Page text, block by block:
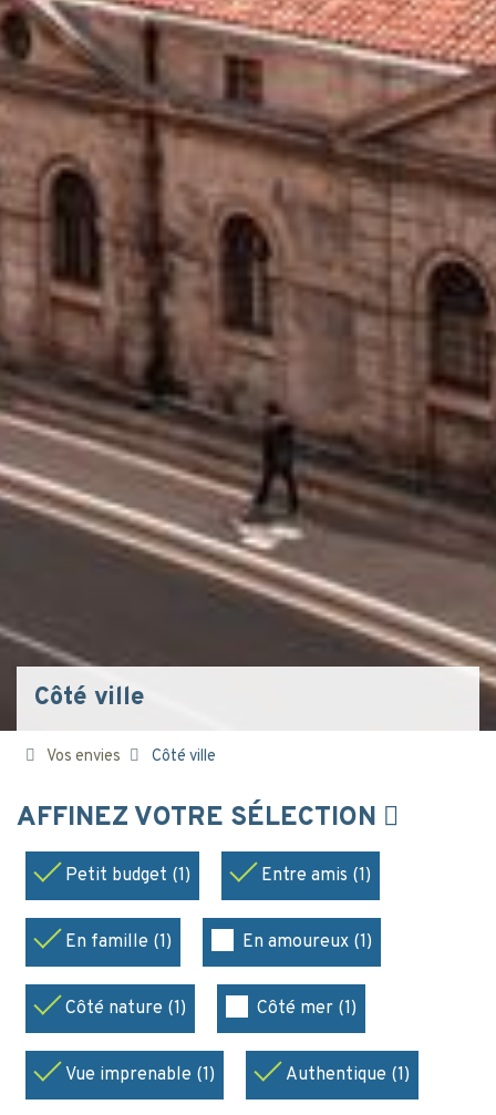
Côté ville
Vos envies Côté ville
AFFINEZ VOTRE SÉLECTION
Petit budget (1) Entre amis (1)
En famille (1) En amoureux (1)
Côté nature (1) Côté mer (1)
Vue imprenable (1) Authentique (1)